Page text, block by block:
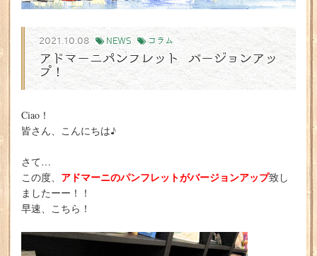
2021.10.08 NEWS コラム
アドマーニパンフレット バージョンアッ
プ！
Ciao！
皆さん、こんにちは♪
さて…
この度、 アドマーニのパンフレットがバージョンアップ致し
ましたーー！！
早速、こちら！